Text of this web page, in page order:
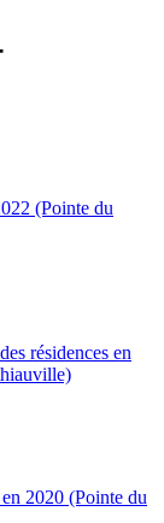
(Pointe du
résidences en
2020 (Pointe du